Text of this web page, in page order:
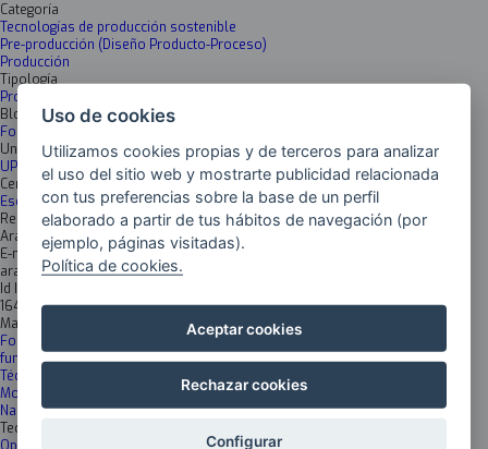
Categoría
Tecnologías de producción sostenible
Pre-producción (Diseño Producto-Proceso)
Producción
Tipología
Programa de Doctorado
Bloques
Formación
Universidad
UPV/EHU
Centro
Escuela de Ingeniería de Gipuzkoa
Responsable
Arantxa Eceiza
E-mail
arantxa.eceiza@ehu.eus
Id Inkesta
1648
Materiales avanzados
Formulación y desarrollo de nuevas superficies y materiales
funcionales/composites/ híbridos/ biosados
Técnicas de caracterización y análisis
Modelización/simulación avanzadas
Nanomateriales
Tecnologías Fabricación Avanzada
Uso de cookies
Utilizamos cookies propias y de terceros para analizar
el uso del sitio web y mostrarte publicidad relacionada
con tus preferencias sobre la base de un perfil
elaborado a partir de tus hábitos de navegación (por
ejemplo, páginas visitadas).
Política de cookies.
Aceptar cookies
Rechazar cookies
Configurar